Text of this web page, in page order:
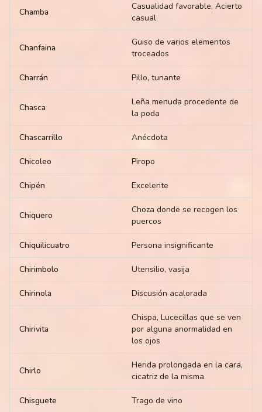
Chamba
Casualidad favorable, Acierto
casual
Chanfaina
Guiso de varios elementos
troceados
Charrán Pillo, tunante
Chasca
Leña menuda procedente de
la poda
Chascarrillo Anécdota
Chicoleo Piropo
Chipén Excelente
Chiquero
Choza donde se recogen los
puercos
Chiquilicuatro Persona insignificante
Chirimbolo Utensilio, vasija
Chirinola Discusión acalorada
Chirivita
Chispa, Lucecillas que se ven
por alguna anormalidad en
los ojos
Chirlo
Herida prolongada en la cara,
cicatriz de la misma
Chisguete Trago de vino